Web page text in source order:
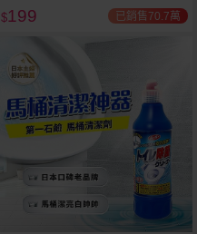
$199 已銷售70.7萬